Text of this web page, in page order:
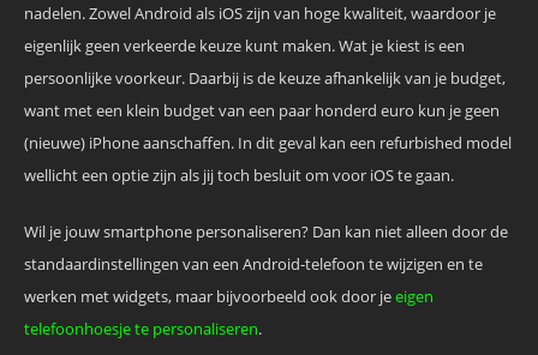
nadelen. Zowel Android als iOS zijn van hoge kwaliteit, waardoor je
eigenlijk geen verkeerde keuze kunt maken. Wat je kiest is een
persoonlijke voorkeur. Daarbij is de keuze afhankelijk van je budget,
want met een klein budget van een paar honderd euro kun je geen
(nieuwe) iPhone aanschaffen. In dit geval kan een refurbished model
wellicht een optie zijn als jij toch besluit om voor iOS te gaan.
Wil je jouw smartphone personaliseren? Dan kan niet alleen door de
standaardinstellingen van een Android-telefoon te wijzigen en te
werken met widgets, maar bijvoorbeeld ook door jeeigen
telefoonhoesje te personaliseren.